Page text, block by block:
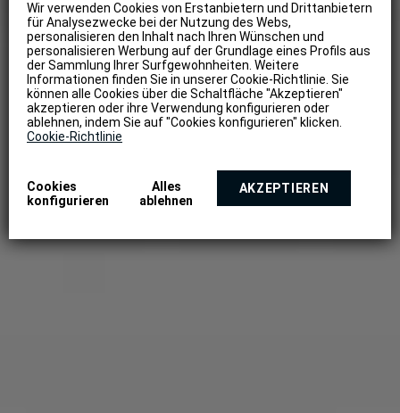
Wir verwenden Cookies von Erstanbietern und Drittanbietern
für Analysezwecke bei der Nutzung des Webs,
personalisieren den Inhalt nach Ihren Wünschen und
personalisieren Werbung auf der Grundlage eines Profils aus
der Sammlung Ihrer Surfgewohnheiten. Weitere
Informationen finden Sie in unserer Cookie-Richtlinie. Sie
können alle Cookies über die Schaltfläche "Akzeptieren"
akzeptieren oder ihre Verwendung konfigurieren oder
ablehnen, indem Sie auf "Cookies konfigurieren" klicken.
Cookie-Richtlinie
Cookies
konfigurieren
Alles
ablehnen
AKZEPTIEREN